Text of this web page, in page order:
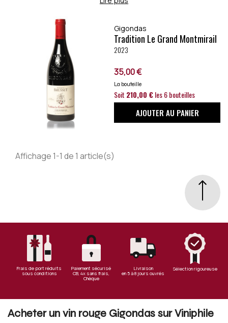
Gigondas
Tradition Le Grand Montmirail
2023
35,00 €
La bouteille
Soit 210,00 €les 6 bouteilles
AJOUTER AU PANIER
Affichage 1-1 de 1 article(s)
Frais de port réduits
sous conditions
Paiement sécurisé
CB, 4x sans frais,
Chèque
Livraison
en 5 à 8 jours ouvrés
Sélection rigoureuse
Acheter un vin rouge Gigondas sur Viniphile